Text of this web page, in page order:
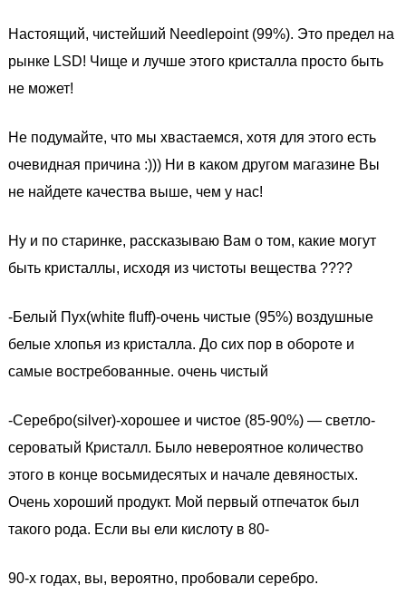
Настоящий, чистейший Needlepoint (99%). Это предел на
рынке LSD! Чище и лучше этого кристалла просто быть
не может!
Не подумайте, что мы хвастаемся, хотя для этого есть
очевидная причина :))) Ни в каком другом магазине Вы
не найдете качества выше, чем у нас!
Ну и по старинке, рассказываю Вам о том, какие могут
быть кристаллы, исходя из чистоты вещества ????
-Белый Пух(white fluff)-очень чистые (95%) воздушные
белые хлопья из кристалла. До сих пор в обороте и
самые востребованные. очень чистый
-Серебро(silver)-хорошее и чистое (85-90%) — светло-
сероватый Кристалл. Было невероятное количество
этого в конце восьмидесятых и начале девяностых.
Очень хороший продукт. Мой первый отпечаток был
такого рода. Если вы ели кислоту в 80-
90-х годах, вы, вероятно, пробовали серебро.